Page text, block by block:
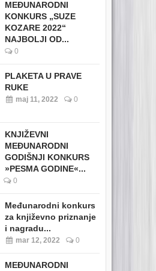
MEĐUNARODNI
KONKURS „SUZE
KOZARE 2022“
NAJBOLJI OD...
0
PLAKETA U PRAVE
RUKE
maj 11, 2022 0
KNJIŽEVNI
MEĐUNARODNI
GODIŠNJI KONKURS
»PESMA GODINE«...
0
Međunarodni konkurs
za književno priznanje
i nagradu...
mar 12, 2022 0
MEĐUNARODNI